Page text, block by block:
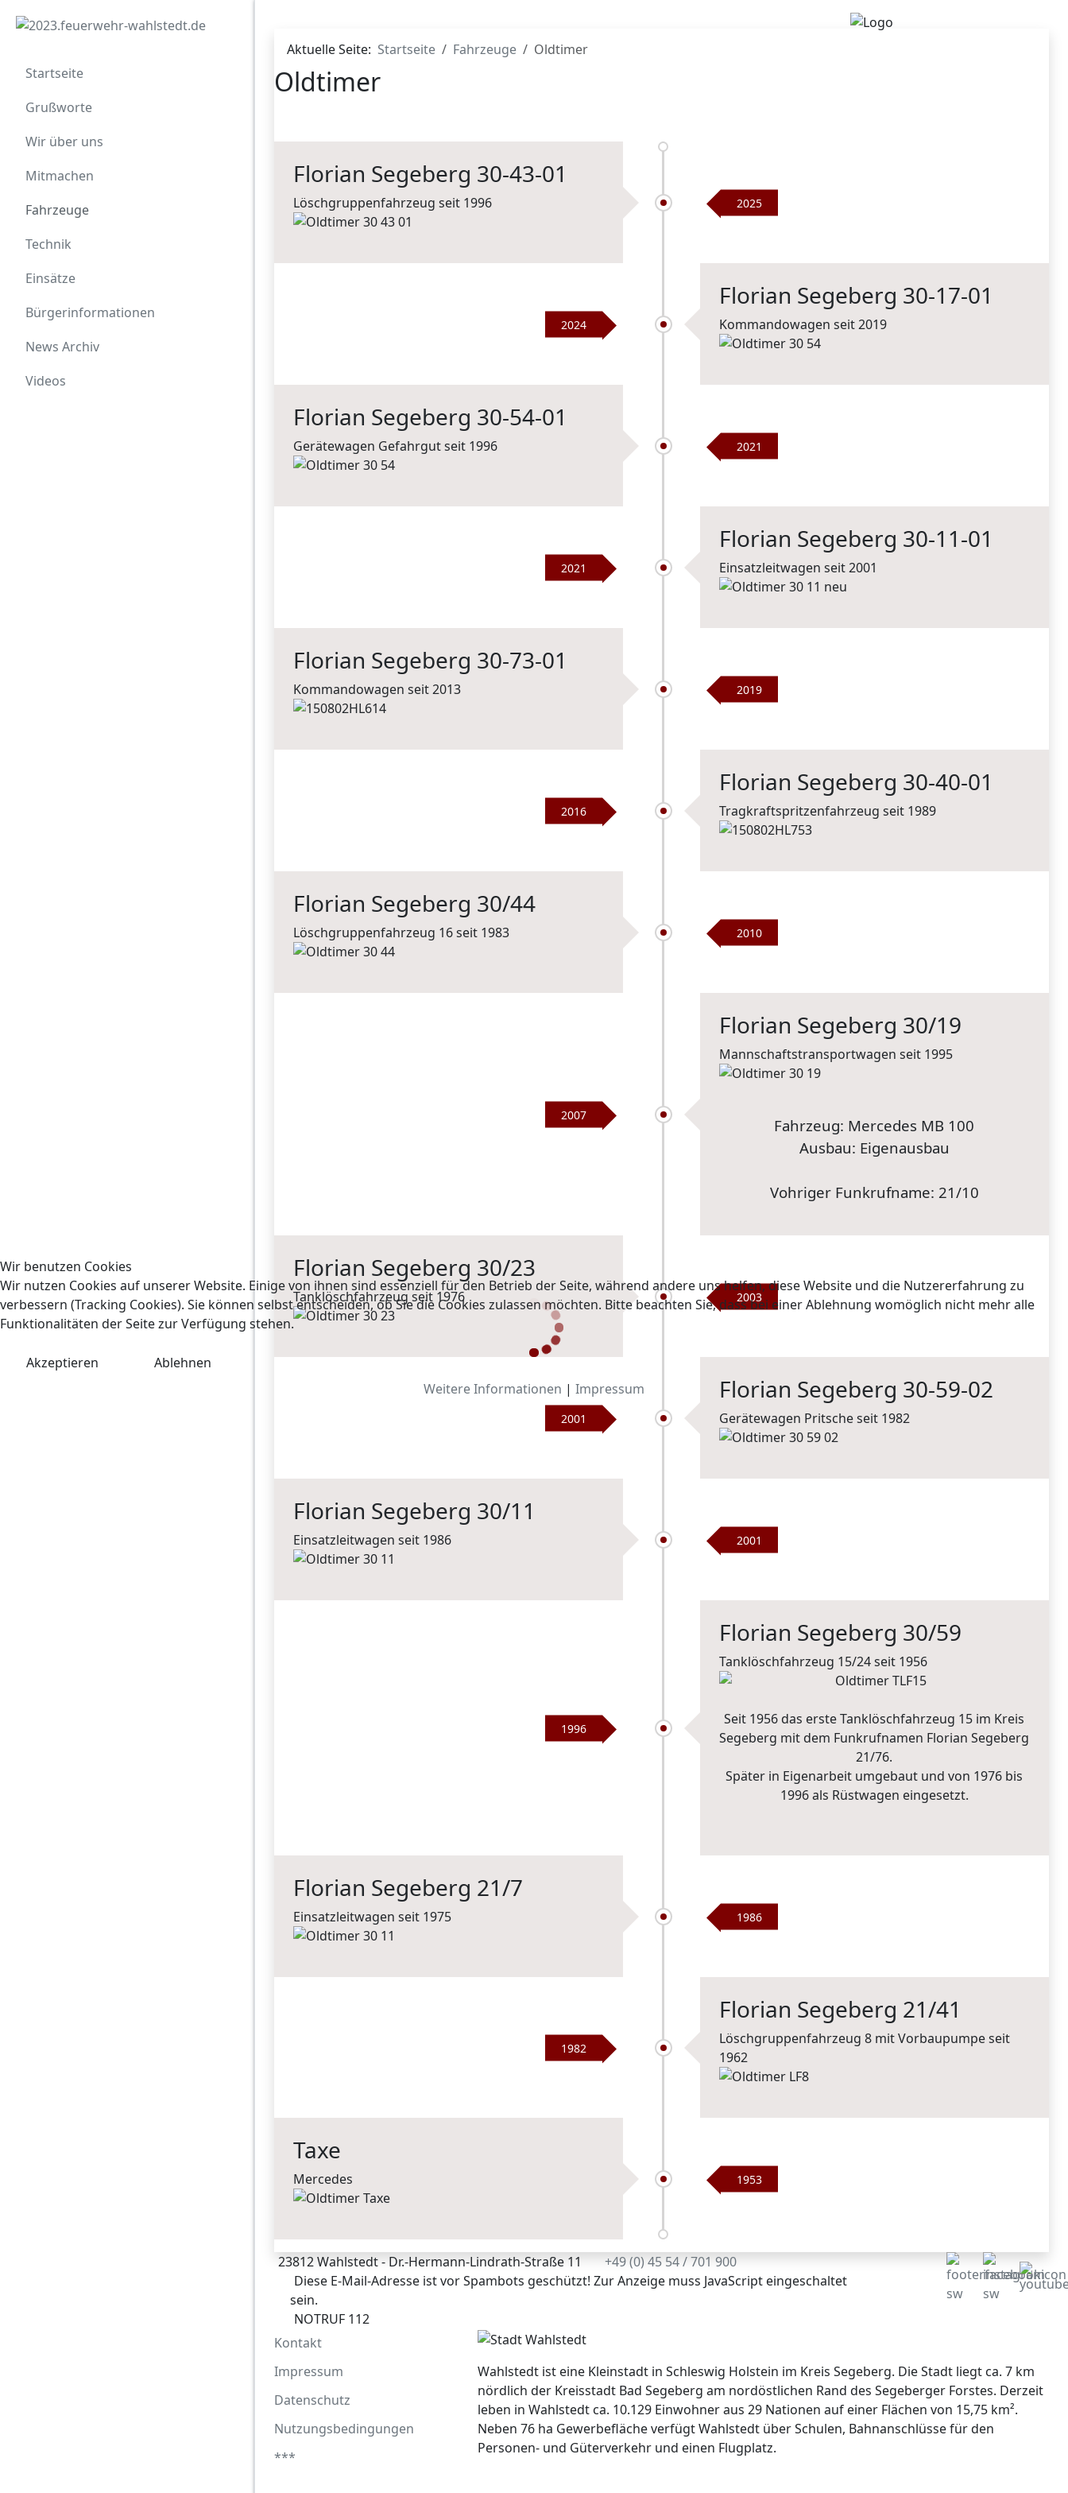
Startseite
Grußworte
Wir über uns
Mitmachen
Fahrzeuge
Technik
Einsätze
Bürgerinformationen
News Archiv
Videos
Aktuelle Seite: Startseite Fahrzeuge Oldtimer
Oldtimer
2025
Florian Segeberg 30-43-01
Löschgruppenfahrzeug seit 1996
2024
Florian Segeberg 30-17-01
Kommandowagen seit 2019
2021
Florian Segeberg 30-54-01
Gerätewagen Gefahrgut seit 1996
2021
Florian Segeberg 30-11-01
Einsatzleitwagen seit 2001
2019
Florian Segeberg 30-73-01
Kommandowagen seit 2013
2016
Florian Segeberg 30-40-01
Tragkraftspritzenfahrzeug seit 1989
2010
Florian Segeberg 30/44
Löschgruppenfahrzeug 16 seit 1983
2007
Florian Segeberg 30/19
Mannschaftstransportwagen seit 1995
Fahrzeug: Mercedes MB 100
Ausbau: Eigenausbau
Vohriger Funkrufname: 21/10
2003
Florian Segeberg 30/23
Tanklöschfahrzeug seit 1976
2001
Florian Segeberg 30-59-02
Gerätewagen Pritsche seit 1982
2001
Florian Segeberg 30/11
Einsatzleitwagen seit 1986
1996
Florian Segeberg 30/59
Tanklöschfahrzeug 15/24 seit 1956
Seit 1956 das erste Tanklöschfahrzeug 15 im Kreis
Segeberg mit dem Funkrufnamen Florian Segeberg
21/76.
Später in Eigenarbeit umgebaut und von 1976 bis
1996 als Rüstwagen eingesetzt.
1986
Florian Segeberg 21/7
Einsatzleitwagen seit 1975
1982
Florian Segeberg 21/41
Löschgruppenfahrzeug 8 mit Vorbaupumpe seit
1962
1953
Taxe
Mercedes
23812 Wahlstedt - Dr.-Hermann-Lindrath-Straße 11
+49 (0) 45 54 / 701 900
Diese E-Mail-Adresse ist vor Spambots geschützt! Zur Anzeige muss JavaScript eingeschaltet
sein.
NOTRUF 112
Kontakt
Impressum
Datenschutz
Nutzungsbedingungen
***
Wahlstedt ist eine Kleinstadt in Schleswig Holstein im Kreis Segeberg. Die Stadt liegt ca. 7 km
nördlich der Kreisstadt Bad Segeberg am nordöstlichen Rand des Segeberger Forstes. Derzeit
leben in Wahlstedt ca. 10.129 Einwohner aus 29 Nationen auf einer Flächen von 15,75 km².
Neben 76 ha Gewerbefläche verfügt Wahlstedt über Schulen, Bahnanschlüsse für den
Personen- und Güterverkehr und einen Flugplatz.
Wir benutzen Cookies
Wir nutzen Cookies auf unserer Website. Einige von ihnen sind essenziell für den Betrieb der Seite, während andere uns helfen, diese Website und die Nutzererfahrung zu
verbessern (Tracking Cookies). Sie können selbst entscheiden, ob Sie die Cookies zulassen möchten. Bitte beachten Sie, dass bei einer Ablehnung womöglich nicht mehr alle
Funktionalitäten der Seite zur Verfügung stehen.
Akzeptieren
Ablehnen
Weitere Informationen | Impressum